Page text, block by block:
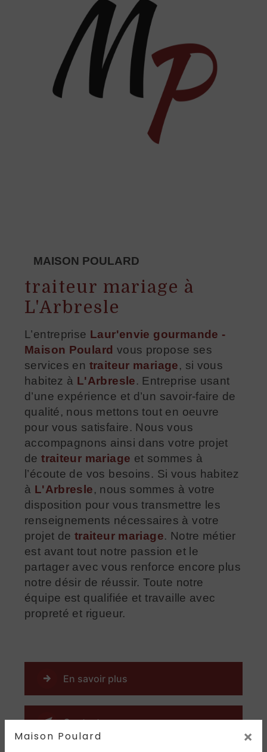
Maison Poulard ×
MAISON POULARD
traiteur mariage à
L'Arbresle
L’entreprise Laur'envie gourmande -
Maison Poulard vous propose ses
services en traiteur mariage, si vous
habitez à L'Arbresle. Entreprise usant
d’une expérience et d’un savoir-faire de
qualité, nous mettons tout en oeuvre
pour vous satisfaire. Nous vous
accompagnons ainsi dans votre projet
detraiteur mariage et sommes à
l’écoute de vos besoins. Si vous habitez
à L'Arbresle, nous sommes à votre
disposition pour vous transmettre les
renseignements nécessaires à votre
projet de traiteur mariage. Notre métier
est avant tout notre passion et le
partager avec vous renforce encore plus
notre désir de réussir. Toute notre
équipe est qualifiée et travaille avec
propreté et rigueur.
En savoir plus
Contactez-nous